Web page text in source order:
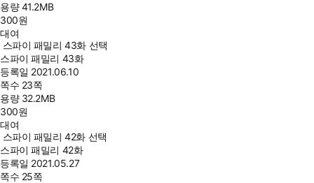
용량41.2MB
300원
대여
스파이 패밀리 43화 선택
스파이 패밀리 43화
등록일 2021.06.10
쪽수 23쪽
용량 32.2MB
300원
대여
스파이 패밀리 42화 선택
스파이 패밀리 42화
등록일 2021.05.27
쪽수 25쪽